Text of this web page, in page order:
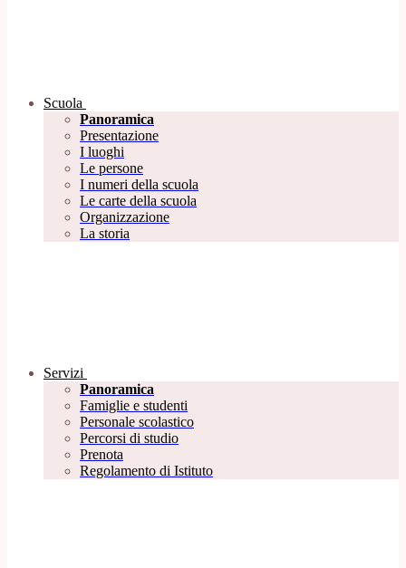
Scuola
Panoramica
Presentazione
I luoghi
Le persone
I numeri della scuola
Le carte della scuola
Organizzazione
La storia
Servizi
Panoramica
Famiglie e studenti
Personale scolastico
Percorsi di studio
Prenota
Regolamento di Istituto